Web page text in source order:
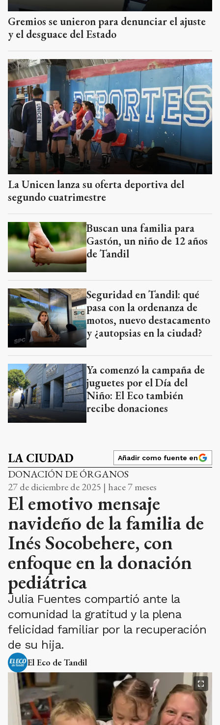
Gremios se unieron para denunciar el ajuste
y el desguace del Estado
La Unicen lanza su oferta deportiva del
segundo cuatrimestre
Buscan una familia para
Gastón, un niño de 12 años
de Tandil
Seguridad en Tandil: qué
pasa con la ordenanza de
motos, nuevo destacamento
y ¿autopsias en la ciudad?
Ya comenzó la campaña de
juguetes por el Día del
Niño: El Eco también
recibe donaciones
LA CIUDAD Añadir como fuente en
DONACIÓN DE ÓRGANOS
27 de diciembre de 2025 | hace 7 meses
El emotivo mensaje
navideño de la familia de
Inés Socobehere, con
enfoque en la donación
pediátrica
Julia Fuentes compartió ante la
comunidad la gratitud y la plena
felicidad familiar por la recuperación
de su hija.
El Eco de Tandil